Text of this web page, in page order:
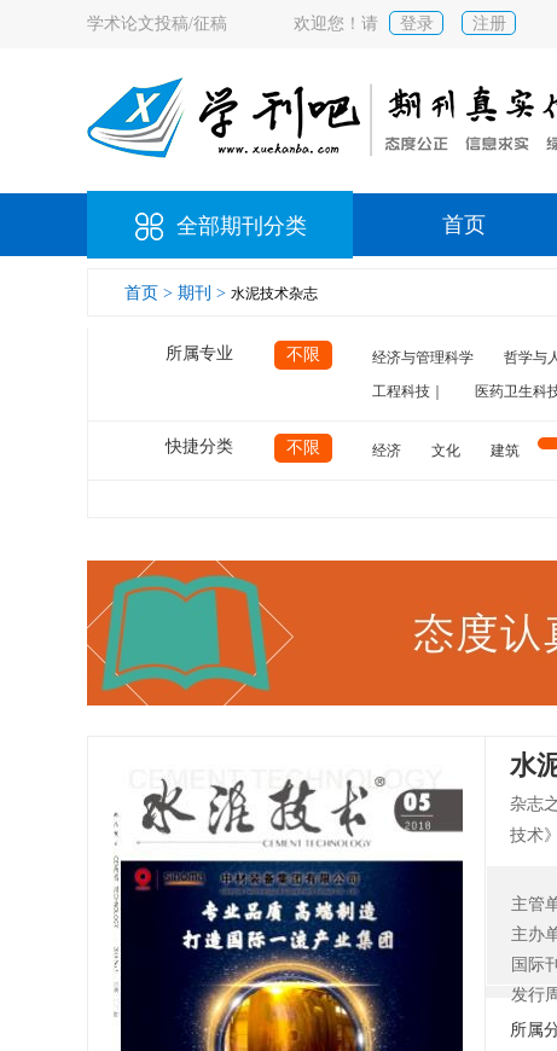
学术论文投稿/征稿 欢迎您！请 登录 注册
全部期刊分类 首页
首页 > 期刊 > 水泥技术杂志
所属专业 不限 经济与管理科学 哲学与
工程科技｜
医药卫生科
快捷分类 不限 经济 文化 建筑
水
杂志
技术
计研
属全
术、
实践
以及
主管
主办
国际
发行
所属